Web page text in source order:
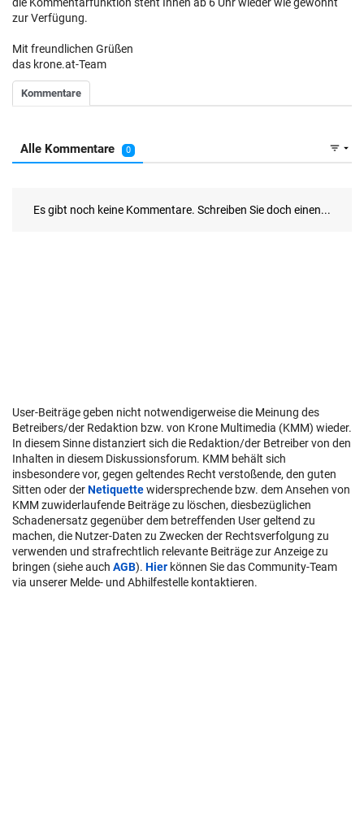
zur Verfügung.
Mit freundlichen Grüßen
das krone.at-Team
User-Beiträge geben nicht notwendigerweise die Meinung des
Betreibers/der Redaktion bzw. von Krone Multimedia (KMM) wieder.
In diesem Sinne distanziert sich die Redaktion/der Betreiber von den
Inhalten in diesem Diskussionsforum. KMM behält sich
insbesondere vor, gegen geltendes Recht verstoßende, den guten
Sitten oder derNetiquettewidersprechende bzw. dem Ansehen von
KMM zuwiderlaufende Beiträge zu löschen, diesbezüglichen
Schadenersatz gegenüber dem betreffenden User geltend zu
machen, die Nutzer-Daten zu Zwecken der Rechtsverfolgung zu
verwenden und strafrechtlich relevante Beiträge zur Anzeige zu
bringen (siehe auch AGB). Hier können Sie das Community-Team
via unserer Melde- und Abhilfestelle kontaktieren.